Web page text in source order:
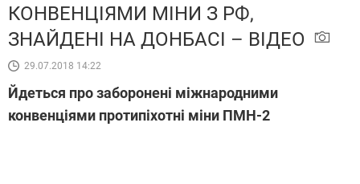
КОНВЕНЦІЯМИ МІНИ З РФ,
ЗНАЙДЕНІ НА ДОНБАСІ – ВІДЕО
29.07.2018 14:22
Йдеться про заборонені міжнародними
конвенціями протипіхотні міни ПМН-2